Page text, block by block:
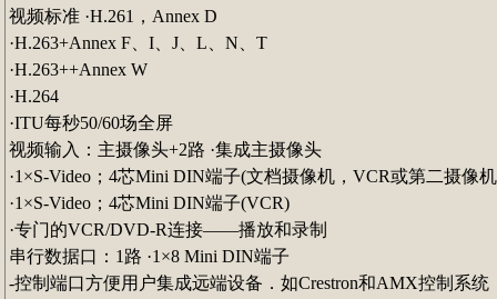
视频标准 ·H.261，Annex D
·H.263+Annex F、I、J、L、N、T
·H.263++Annex W
·H.264
·ITU每秒50/60场全屏
视频输入：主摄像头+2路 ·集成主摄像头
·1×S-Video；4芯Mini DIN端子(文档摄像机，VCR或第二摄像
·1×S-Video；4芯Mini DIN端子(VCR)
·专门的VCR/DVD-R连接——播放和录制
串行数据口：1路 ·1×8 Mini DIN端子
-控制端口方便用户集成远端设备．如Crestron和AMX控制系统